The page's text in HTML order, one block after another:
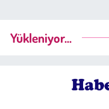
Yükleniyor...